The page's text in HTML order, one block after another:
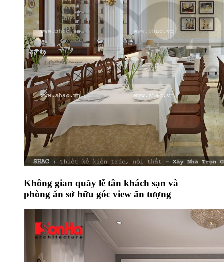
Không gian quầy lễ tân khách sạn và
phòng ăn sở hữu góc view ấn tượng